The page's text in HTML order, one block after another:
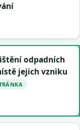
odpadních
jejich vzniku